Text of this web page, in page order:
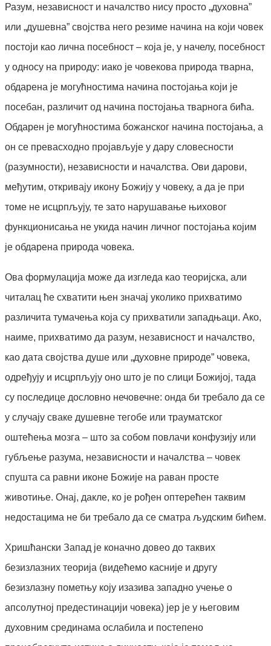
Разум, независност и началство нису просто „духовна”
или „душевна” својства него резиме начина на који човек
постоји као лична посебност – која је, у начелу, посебност
у односу на природу: иако је човекова природа тварна,
обдарена је могућностима начина постојања који је
посебан, различит од начина постојања тварнога бића.
Обдарен је могућностима божанског начина постојања, а
он се превасходно пројављује у дару словесности
(разумности), независности и началства. Ови дарови,
међутим, откривају икону Божију у човеку, а да је при
томе не исцрпљују, те зато нарушавање њиховог
функционисања не укида начин личног постојања којим
је обдарена природа човека.
Ова формулација може да изгледа као теоријска, али
читалац ће схватити њен значај уколико прихватимо
различита тумачења која су прихватили западњаци. Ако,
наиме, прихватимо да разум, независност и началство,
као дата својства душе или „духовне природе” човека,
одређују и исцрпљују оно што је по слици Божијој, тада
су последице дословно нечовечне: онда би требало да се
у случају сваке душевне тегобе или трауматског
оштећења мозга – што за собом повлачи конфузију или
губљење разума, независности и началства – човек
спушта са равни иконе Божије на раван просте
животиње. Онај, дакле, ко је рођен оптерећен таквим
недостацима не би требало да се сматра људским бићем.
Хришћански Запад је коначно довео до таквих
безизлазних теорија (видећемо касније и другу
безизлазну пометњу коју изазива западно учење о
апсолутној предестинацији човека) јер је у његовим
духовним срединама ослабила и постепено